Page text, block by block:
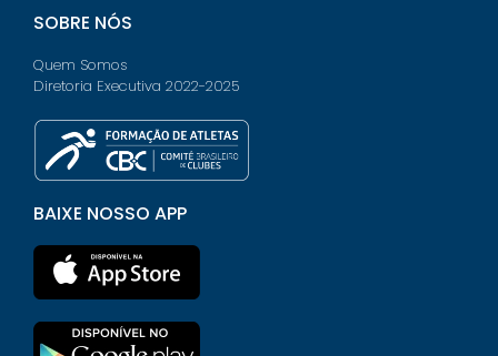
SOBRE NÓS
Quem Somos
Diretoria Executiva 2022-2025
BAIXE NOSSO APP